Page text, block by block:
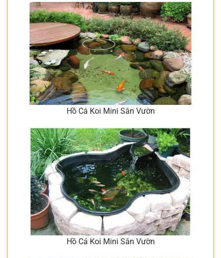
Hồ Cá Koi Mini Sân Vườn
Hồ Cá Koi Mini Sân Vườn